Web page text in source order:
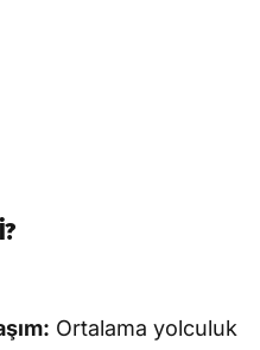
Ortalama yolculuk